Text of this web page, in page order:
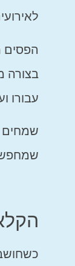
הפסים
בצורה
עבורו
שמחים